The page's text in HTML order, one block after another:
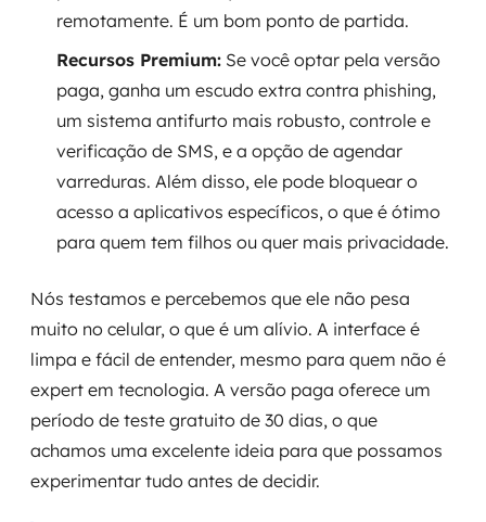
remotamente. É um bom ponto de partida.
Recursos Premium: Se você optar pela versão
paga, ganha um escudo extra contra phishing,
um sistema antifurto mais robusto, controle e
verificação de SMS, e a opção de agendar
varreduras. Além disso, ele pode bloquear o
acesso a aplicativos específicos, o que é ótimo
para quem tem filhos ou quer mais privacidade.
Nós testamos e percebemos que ele não pesa
muito no celular, o que é um alívio. A interface é
limpa e fácil de entender, mesmo para quem não é
expert em tecnologia. A versão paga oferece um
período de teste gratuito de 30 dias, o que
achamos uma excelente ideia para que possamos
experimentar tudo antes de decidir.